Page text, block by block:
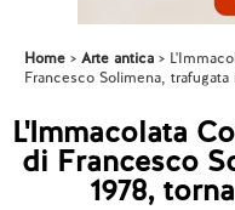
Home Arte antica
Francesco Solimena,
L'Immacolata
di Francesco
1978,